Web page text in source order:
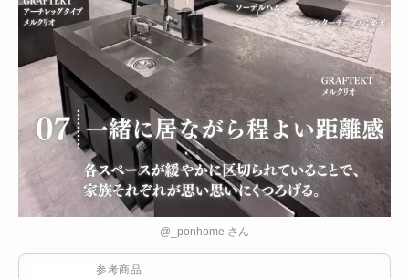
@_ponhome さん
参考商品